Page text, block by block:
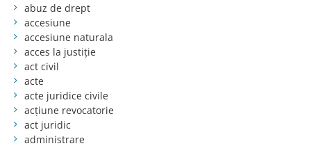
abuz de drept
accesiune
accesiune naturala
acces la justiție
act civil
acte
acte juridice civile
acțiune revocatorie
act juridic
administrare